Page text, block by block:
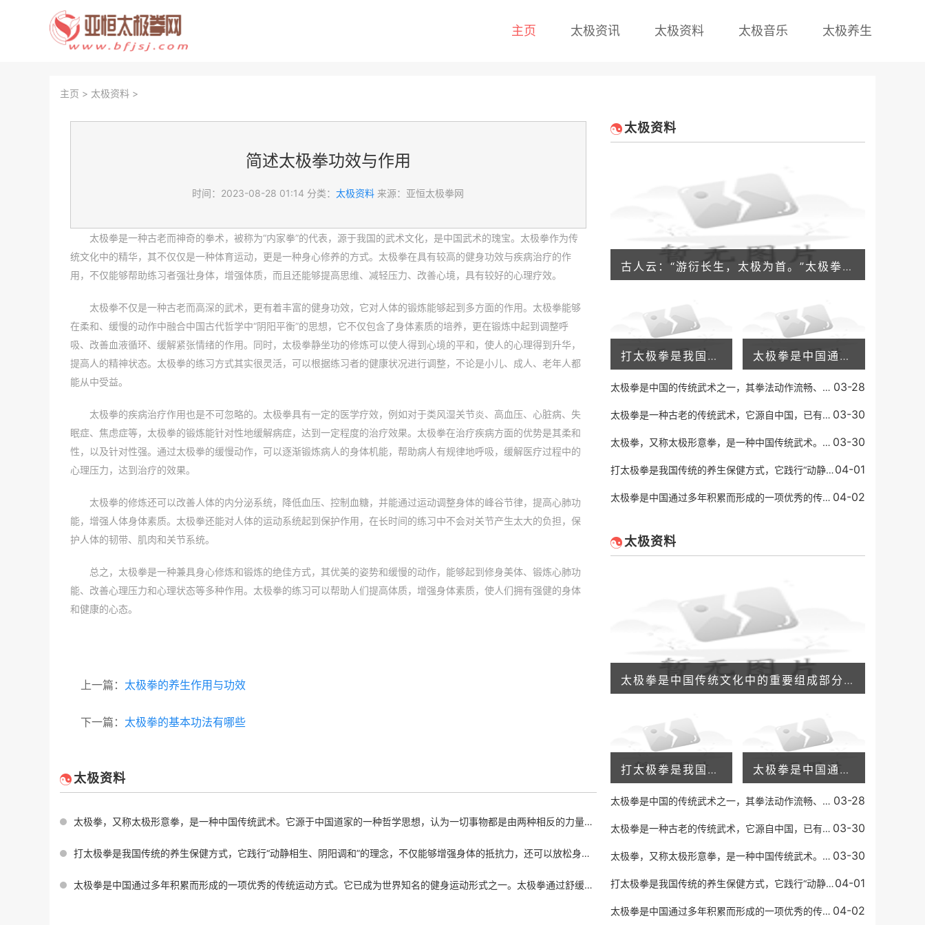
主页 太极资讯 太极资料 太极音乐 太极养生
主页 > 太极资料 >
简述太极拳功效与作用
时间：2023-08-28 01:14 分类：太极资料 来源：亚恒太极拳网
太极拳是一种古老而神奇的拳术，被称为“内家拳”的代表，源于我国的武术文化，是中国武术的瑰宝。太极拳作为传
统文化中的精华，其不仅仅是一种体育运动，更是一种身心修养的方式。太极拳在具有较高的健身功效与疾病治疗的作
用，不仅能够帮助练习者强壮身体，增强体质，而且还能够提高思维、减轻压力、改善心境，具有较好的心理疗效。
太极拳不仅是一种古老而高深的武术，更有着丰富的健身功效，它对人体的锻炼能够起到多方面的作用。太极拳能够
在柔和、缓慢的动作中融合中国古代哲学中“阴阳平衡”的思想，它不仅包含了身体素质的培养，更在锻炼中起到调整呼
吸、改善血液循环、缓解紧张情绪的作用。同时，太极拳静坐功的修炼可以使人得到心境的平和，使人的心理得到升华，
提高人的精神状态。太极拳的练习方式其实很灵活，可以根据练习者的健康状况进行调整，不论是小儿、成人、老年人都
能从中受益。
太极拳的疾病治疗作用也是不可忽略的。太极拳具有一定的医学疗效，例如对于类风湿关节炎、高血压、心脏病、失
眠症、焦虑症等，太极拳的锻炼能针对性地缓解病症，达到一定程度的治疗效果。太极拳在治疗疾病方面的优势是其柔和
性，以及针对性强。通过太极拳的缓慢动作，可以逐渐锻炼病人的身体机能，帮助病人有规律地呼吸，缓解医疗过程中的
心理压力，达到治疗的效果。
太极拳的修炼还可以改善人体的内分泌系统，降低血压、控制血糖，并能通过运动调整身体的峰谷节律，提高心肺功
能，增强人体身体素质。太极拳还能对人体的运动系统起到保护作用，在长时间的练习中不会对关节产生太大的负担，保
护人体的韧带、肌肉和关节系统。
总之，太极拳是一种兼具身心修炼和锻炼的绝佳方式，其优美的姿势和缓慢的动作，能够起到修身美体、锻炼心肺功
能、改善心理压力和心理状态等多种作用。太极拳的练习可以帮助人们提高体质，增强身体素质，使人们拥有强健的身体
和健康的心态。
上一篇： 太极拳的养生作用与功效
下一篇： 太极拳的基本功法有哪些
太极资料
太极拳，又称太极形意拳，是一种中国传统武术。它源于中国道家的一种哲学思想，认为一切事物都是由两种相反的力量所组成，即阴阳。太极拳讲究“柔中带刚”，通过缓慢的动作和
打太极拳是我国传统的养生保健方式，它践行“动静相生、阴阳调和”的理念，不仅能够增强身体的抵抗力，还可以放松身心，缓解压力。有些人在练习太极拳之后，会发现自己的失眠
太极拳是中国通过多年积累而形成的一项优秀的传统运动方式。它已成为世界知名的健身运动形式之一。太极拳通过舒缓的身体动作和深度呼吸，有效地增强身体的柔顺度、平衡能力、
太极资料
古人云：“游衍长生，太极为首。”太极拳源于中国传统文化，经过了数百年的历史积淀，如今已成为全球认知度和影响力极大的健身运动之一。太极拳的运动原理结合了内功的要素，
打太极拳是我国传统的养生保健方式，它践行“动静相生、阴阳调和”的理念，不仅能够增强身体的抵抗力，还可以放松身心，缓解压力。有些人在练习太极拳之后，会发现自己的失眠 太极拳是中国通过多年积累而形成的一项优秀的传统运动方式。它已成为世界知名的健身运动形式之一。太极拳通过舒缓的身体动作和深度呼吸，有效地增强身体的柔顺度、平衡能力、
太极拳是中国的传统武术之一，其拳法动作流畅、柔和舒展，以柔克刚，以缓为快，以柔顺化刚强，以小胜大，以不动应万变的特点著称，代表着中国武术的高超境界和深邃内涵。而太 03-28
太极拳是一种古老的传统武术，它源自中国，已有几百年的历史。太极拳注重内功和外功的结合，同时强调身心的和谐，它被认为是一种有效的身体健身方式，也能帮助人们调整心态。 03-30
太极拳，又称太极形意拳，是一种中国传统武术。它源于中国道家的一种哲学思想，认为一切事物都是由两种相反的力量所组成，即阴阳。太极拳讲究“柔中带刚”，通过缓慢的动作和 03-30
打太极拳是我国传统的养生保健方式，它践行“动静相生、阴阳调和”的理念，不仅能够增强身体的抵抗力，还可以放松身心，缓解压力。有些人在练习太极拳之后，会发现自己的失眠04-01
太极拳是中国通过多年积累而形成的一项优秀的传统运动方式。它已成为世界知名的健身运动形式之一。太极拳通过舒缓的身体动作和深度呼吸，有效地增强身体的柔顺度、平衡能力、 04-02
太极资料
太极拳是中国传统文化中的重要组成部分，它不仅具备优秀的健身效果，还有很多其他的功效和作用。下面我们就来详细介绍一下太极拳的功能有哪些。强身健体太极拳是一种优秀的健
打太极拳是我国传统的养生保健方式，它践行“动静相生、阴阳调和”的理念，不仅能够增强身体的抵抗力，还可以放松身心，缓解压力。有些人在练习太极拳之后，会发现自己的失眠 太极拳是中国通过多年积累而形成的一项优秀的传统运动方式。它已成为世界知名的健身运动形式之一。太极拳通过舒缓的身体动作和深度呼吸，有效地增强身体的柔顺度、平衡能力、
太极拳是中国的传统武术之一，其拳法动作流畅、柔和舒展，以柔克刚，以缓为快，以柔顺化刚强，以小胜大，以不动应万变的特点著称，代表着中国武术的高超境界和深邃内涵。而太 03-28
太极拳是一种古老的传统武术，它源自中国，已有几百年的历史。太极拳注重内功和外功的结合，同时强调身心的和谐，它被认为是一种有效的身体健身方式，也能帮助人们调整心态。 03-30
太极拳，又称太极形意拳，是一种中国传统武术。它源于中国道家的一种哲学思想，认为一切事物都是由两种相反的力量所组成，即阴阳。太极拳讲究“柔中带刚”，通过缓慢的动作和 03-30
打太极拳是我国传统的养生保健方式，它践行“动静相生、阴阳调和”的理念，不仅能够增强身体的抵抗力，还可以放松身心，缓解压力。有些人在练习太极拳之后，会发现自己的失眠04-01
太极拳是中国通过多年积累而形成的一项优秀的传统运动方式。它已成为世界知名的健身运动形式之一。太极拳通过舒缓的身体动作和深度呼吸，有效地增强身体的柔顺度、平衡能力、 04-02